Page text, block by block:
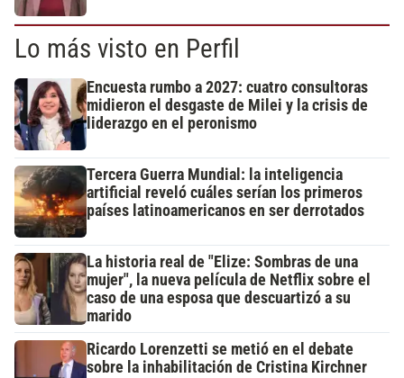
Lo más visto en Perfil
Encuesta rumbo a 2027: cuatro consultoras
midieron el desgaste de Milei y la crisis de
liderazgo en el peronismo
Tercera Guerra Mundial: la inteligencia
artificial reveló cuáles serían los primeros
países latinoamericanos en ser derrotados
La historia real de "Elize: Sombras de una
mujer", la nueva película de Netflix sobre el
caso de una esposa que descuartizó a su
marido
Ricardo Lorenzetti se metió en el debate
sobre la inhabilitación de Cristina Kirchner